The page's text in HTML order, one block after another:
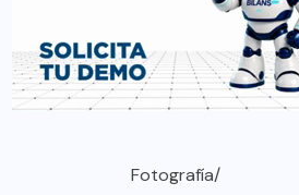
Fotografía/